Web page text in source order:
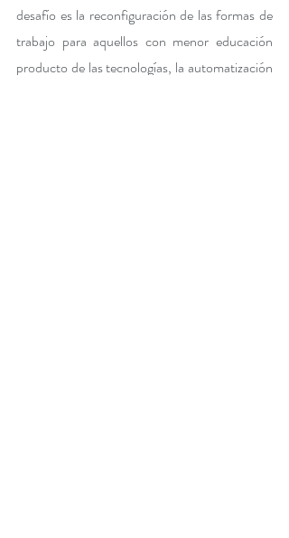
desafío es la reconfiguración de las formas de
trabajo para aquellos con menor educación
producto de las tecnologías, la automatización